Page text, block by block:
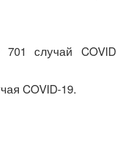
случай
COVID-19.